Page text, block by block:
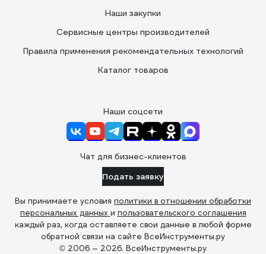
Наши закупки
Сервисные центры производителей
Правила применения рекомендательных технологий
Каталог товаров
Наши соцсети
Чат для бизнес-клиентов
Подать заявку
Вы принимаете условия политики в отношении обработки
персональных данных и пользовательского соглашения
каждый раз, когда оставляете свои данные в любой форме
обратной связи на сайте ВсеИнструменты.ру
© 2006 — 2026. ВсеИнструменты.ру